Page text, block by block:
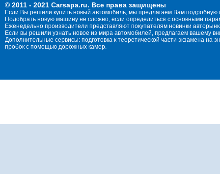
© 2011 - 2021 Carsapa.ru. Все права защищены
Если Вы решили купить новый автомобиль, мы предлагаем Вам
Подобрать новую машину не сложно, если определиться с основными
Еженедельно производители представляют покупателям новинки
Если вы решили узнать новое из мира автомобилей, предлагаем вашему
Дополнительные сервисы: подготовка к теоретической части экзамена
пробок с помощью дорожных камер.